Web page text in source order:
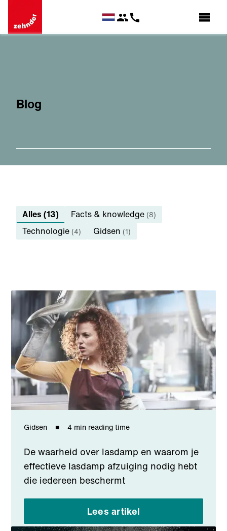
Blog
Alles (13) Facts & knowledge (8)
Technologie (4) Gidsen (1)
Gidsen 4 min reading time
De waarheid over lasdamp en waarom je
effectieve lasdamp afzuiging nodig hebt
die iedereen beschermt
Lees artikel